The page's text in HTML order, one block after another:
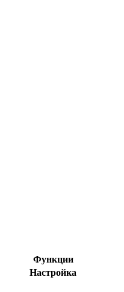
Функции
Настройка